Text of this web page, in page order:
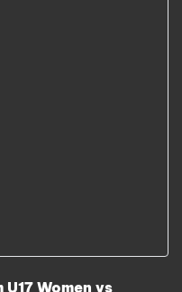
Women vs